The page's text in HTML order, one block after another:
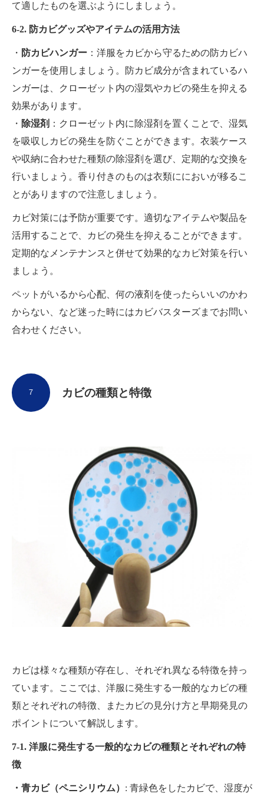
て適したものを選ぶようにしましょう。
6-2. 防カビグッズやアイテムの活用方法
・ 防カビハンガー ：洋服をカビから守るための防カビハ
ンガーを使用しましょう。防カビ成分が含まれているハ
ンガーは、クローゼット内の湿気やカビの発生を抑える
効果があります。
・ 除湿剤 ：クローゼット内に除湿剤を置くことで、湿気
を吸収しカビの発生を防ぐことができます。衣装ケース
や収納に合わせた種類の除湿剤を選び、定期的な交換を
行いましょう。香り付きのものは衣類ににおいが移るこ
とがありますので注意しましょう。
カビ対策には予防が重要です。適切なアイテムや製品を
活用することで、カビの発生を抑えることができます。
定期的なメンテナンスと併せて効果的なカビ対策を行い
ましょう。
ペットがいるから心配、何の液剤を使ったらいいのかわ
からない、など迷った時にはカビバスターズまでお問い
合わせください。
カビの種類と特徴
７
カビは様々な種類が存在し、それぞれ異なる特徴を持っ
ています。ここでは、洋服に発生する一般的なカビの種
類とそれぞれの特徴、またカビの見分け方と早期発見の
ポイントについて解説します。
7-1. 洋服に発生する一般的なカビの種類とそれぞれの特
徴
・青カビ（ペニシリウム） : 青緑色をしたカビで、湿度が